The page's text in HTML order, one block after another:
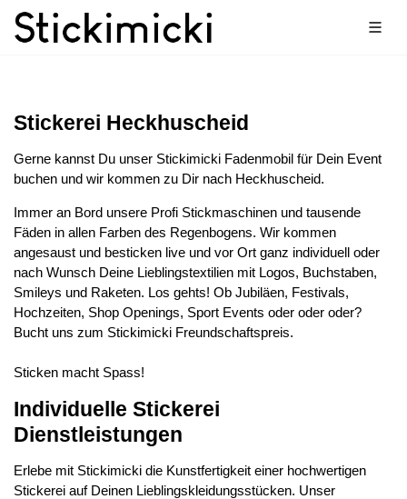
Stickerei Heckhuscheid
Gerne kannst Du unser Stickimicki Fadenmobil für Dein Event
buchen und wir kommen zu Dir nach Heckhuscheid.
Immer an Bord unsere Profi Stickmaschinen und tausende
Fäden in allen Farben des Regenbogens. Wir kommen
angesaust und besticken live und vor Ort ganz individuell oder
nach Wunsch Deine Lieblingstextilien mit Logos, Buchstaben,
Smileys und Raketen. Los gehts! Ob Jubiläen, Festivals,
Hochzeiten, Shop Openings, Sport Events oder oder oder?
Bucht uns zum Stickimicki Freundschaftspreis.
Sticken macht Spass!
Individuelle Stickerei
Dienstleistungen
Erlebe mit Stickimicki die Kunstfertigkeit einer hochwertigen
Stickerei auf Deinen Lieblingskleidungsstücken. Unser